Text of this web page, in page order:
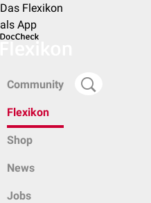
Das Flexikon
als App
Community
Flexikon
Shop
News
Jobs